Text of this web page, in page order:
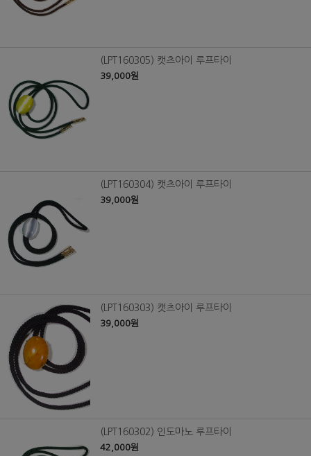
(LPT160305) 캣츠아이 루프타이
39,000원
(LPT160304) 캣츠아이 루프타이
39,000원
(LPT160303) 캣츠아이 루프타이
39,000원
(LPT160302) 인도마노 루프타이
42,000원